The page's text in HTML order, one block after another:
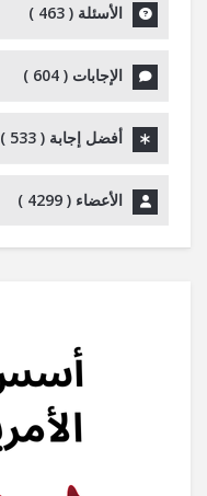
الأسئلة ( 463
)
الإجابات ( 604
)
أفضل إجابة ( 533
)
الأعضاء ( 4299
)